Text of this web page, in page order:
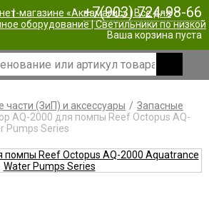
| +7(903) 724-98-66
Ваша корзина пуста
части (ЗиП) и аксессуары
Запасные
AQ-2000 для помпы Reef Octopus AQ-
Pumps Series